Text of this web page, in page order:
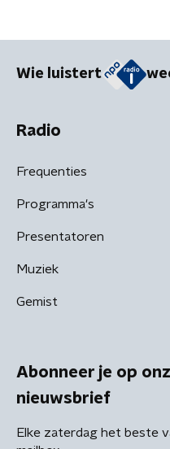
Wie luistert
Radio
Frequenties
Programma's
Presentatoren
Muziek
Gemist
Abonneer je op
nieuwsbrief
Elke zaterdag het beste